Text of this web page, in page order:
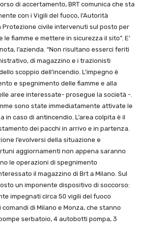
di accertamento, BRT comunica che sta
con i Vigili del fuoco, l’Autorità
Protezione civile intervenuti sul posto per
fiamme e mettere in sicurezza il sito”. E’
l’azienda. “Non risultano esserci feriti
di magazzino e i trazionisti
scoppio dell’incendio. L’impegno è
e spegnimento delle fiamme e alla
aree interessate- prosegue la società -.
sono state immediatamente attivate le
in caso di antincendio. L’area colpita è il
dei pacchi in arrivo e in partenza.
l’evolversi della situazione e
aggiornamenti non appena saranno
le operazioni di spegnimento
il magazzino di Brt a Milano. Sul
un imponente dispositivo di soccorso:
impegnati circa 50 vigili del fuoco
di Milano e Monza, che stanno
serbatoio, 4 autobotti pompa, 3